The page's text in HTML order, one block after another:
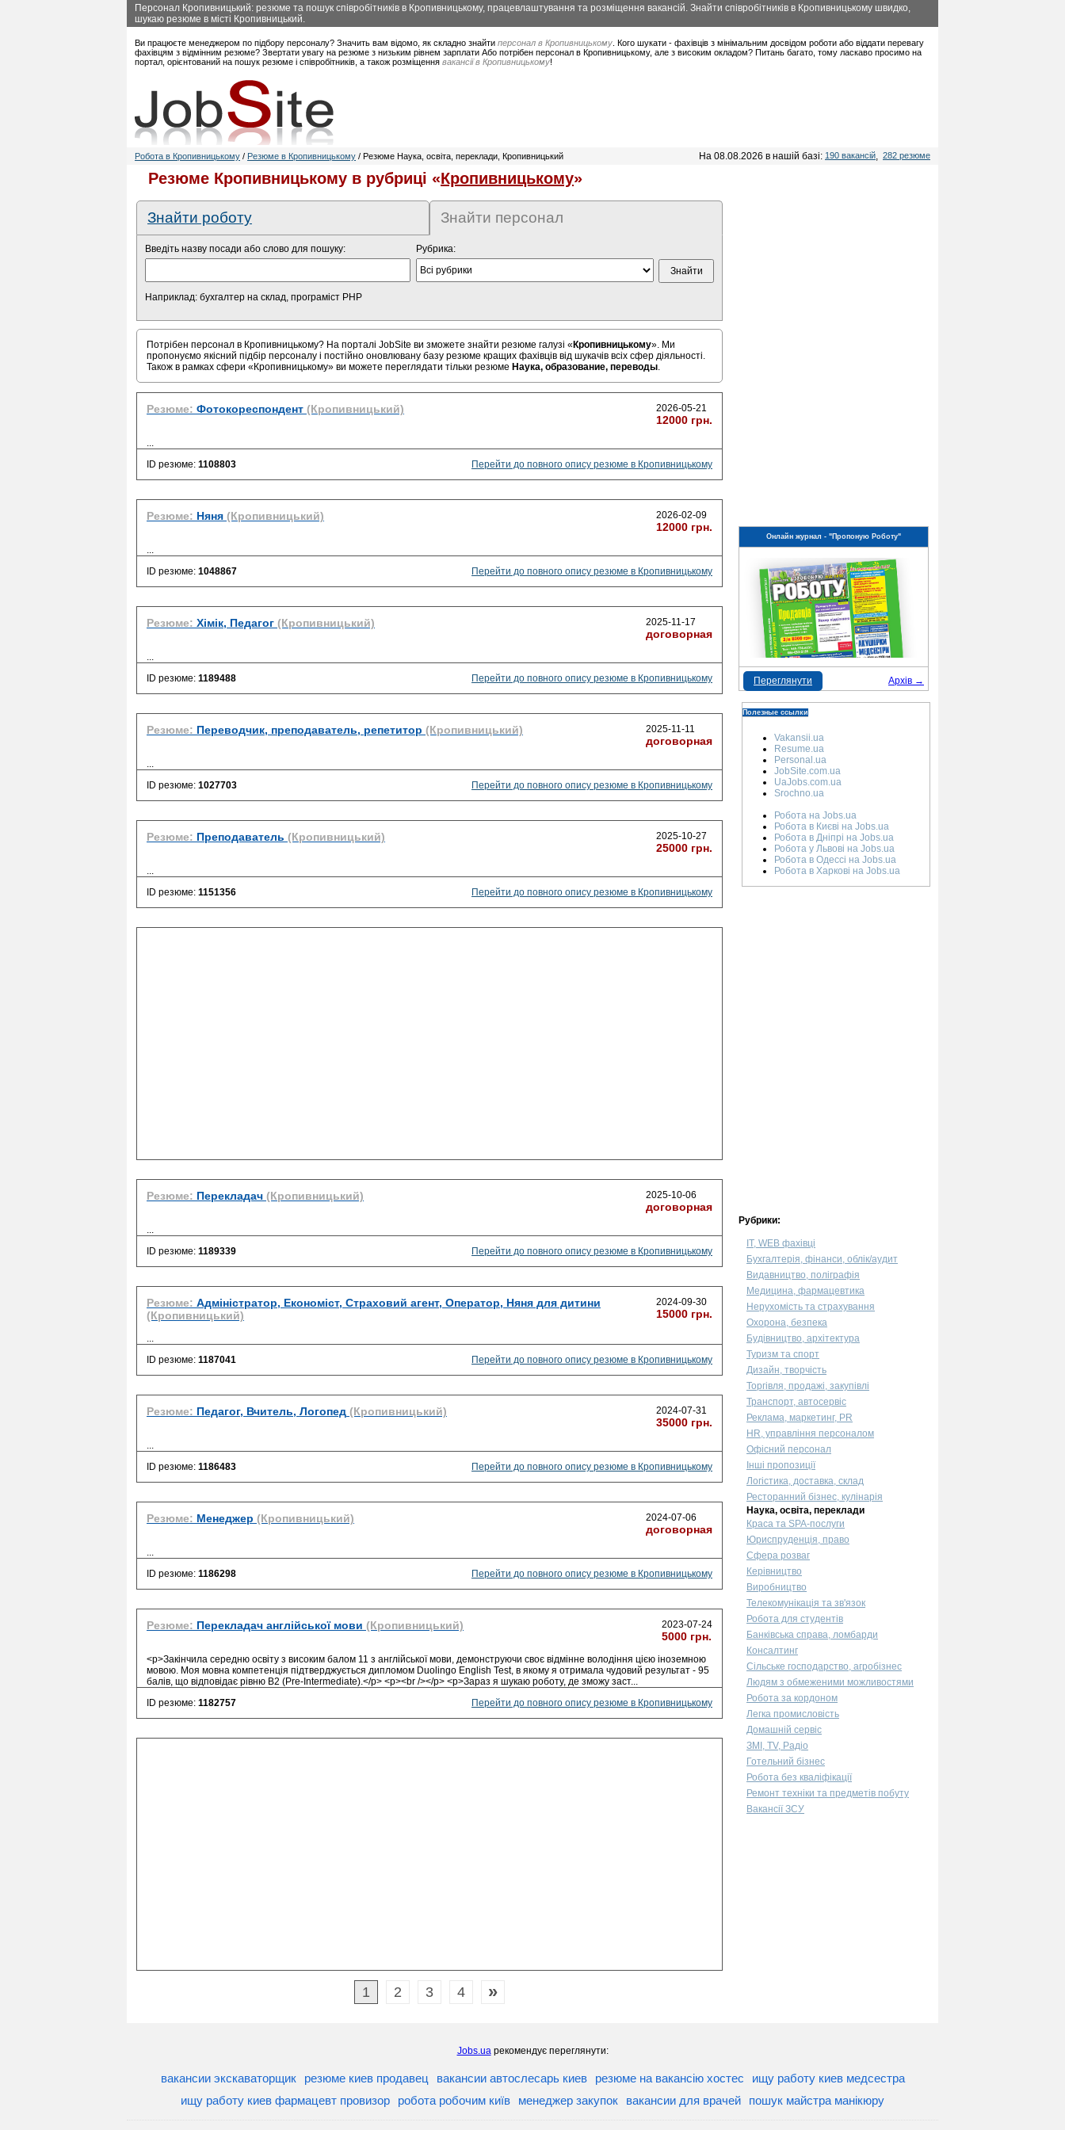
Персонал Кропивницький: резюме та пошук співробітників в Кропивницькому, працевлаштування та розміщення вакансій. Знайти співробітників в Кропивницькому швидко,
шукаю резюме в місті Кропивницький.
Ви працюєте менеджером по підбору персоналу? Значить вам відомо, як складно знайти персонал в Кропивницькому . Кого шукати - фахівців з мінімальним досвідом роботи або віддати перевагу
фахівцям з відмінним резюме? Звертати увагу на резюме з низьким рівнем зарплати Або потрібен персонал в Кропивницькому, але з високим окладом? Питань багато, тому ласкаво просимо на
портал, орієнтований на пошук резюме і співробітників, а також розміщення вакансії в Кропивницькому!
Робота в Кропивницькому / Резюме в Кропивницькому / Резюме Наука, освіта, переклади, Кропивницький На 08.08.2026 в нашій базі: 190 вакансій, 282 резюме
Резюме Кропивницькому в рубриці «Кропивницькому»
Знайти роботу Знайти персонал
Введіть назву посади або слово для пошуку:
Наприклад: бухгалтер на склад, програміст PHP
Рубрика:
Потрібен персонал в Кропивницькому? На порталі JobSite ви зможете знайти резюме галузі « Кропивницькому». Ми
пропонуємо якісний підбір персоналу і постійно оновлювану базу резюме кращих фахівців від шукачів всіх сфер діяльності.
Також в рамках сфери «Кропивницькому» ви можете переглядати тільки резюме Наука, образование, переводы.
Резюме: Фотокореспондент (Кропивницький) 2026-05-21
12000 грн.
...
ID резюме: 1108803 Перейти до повного опису резюме в Кропивницькому
Резюме: Няня (Кропивницький) 2026-02-09
12000 грн.
...
ID резюме: 1048867 Перейти до повного опису резюме в Кропивницькому
Резюме: Хімік, Педагог (Кропивницький) 2025-11-17
договорная
...
ID резюме: 1189488 Перейти до повного опису резюме в Кропивницькому
Резюме: Переводчик, преподаватель, репетитор (Кропивницький) 2025-11-11
договорная
...
ID резюме: 1027703 Перейти до повного опису резюме в Кропивницькому
Резюме: Преподаватель (Кропивницький) 2025-10-27
25000 грн.
...
ID резюме: 1151356 Перейти до повного опису резюме в Кропивницькому
Резюме: Перекладач (Кропивницький) 2025-10-06
договорная
...
ID резюме: 1189339 Перейти до повного опису резюме в Кропивницькому
Резюме: Адміністратор, Економіст, Страховий агент, Оператор, Няня для дитини
(Кропивницький)
2024-09-30
15000 грн.
...
ID резюме: 1187041 Перейти до повного опису резюме в Кропивницькому
Резюме: Педагог, Вчитель, Логопед (Кропивницький) 2024-07-31
35000 грн.
...
ID резюме: 1186483 Перейти до повного опису резюме в Кропивницькому
Резюме: Менеджер (Кропивницький) 2024-07-06
договорная
...
ID резюме: 1186298 Перейти до повного опису резюме в Кропивницькому
Резюме: Перекладач англійської мови (Кропивницький) 2023-07-24
5000 грн.
<p>Закінчила середню освіту з високим балом 11 з англійської мови, демонструючи своє відмінне володіння цією іноземною
мовою. Моя мовна компетенція підтверджується дипломом Duolingo English Test, в якому я отримала чудовий результат - 95
балів, що відповідає рівню B2 (Pre-Intermediate).</p> <p><br /></p> <p>Зараз я шукаю роботу, де зможу заст...
ID резюме: 1182757 Перейти до повного опису резюме в Кропивницькому
1 2 3 4 »
Онлайн журнал - "Пропоную Роботу"
Архів →
Переглянути
Полезные ссылки
Vakansii.ua
Resume.ua
Personal.ua
JobSite.com.ua
UaJobs.com.ua
Srochno.ua
Робота на Jobs.ua
Робота в Києві на Jobs.ua
Робота в Дніпрі на Jobs.ua
Робота у Львові на Jobs.ua
Робота в Одессі на Jobs.ua
Робота в Харкові на Jobs.ua
Рубрики:
IT, WEB фахівці
Бухгалтерія, фінанси, облік/аудит
Видавництво, поліграфія
Медицина, фармацевтика
Нерухомість та страхування
Охорона, безпека
Будівництво, архітектура
Туризм та спорт
Дизайн, творчість
Торгівля, продажі, закупівлі
Транспорт, автосервіс
Реклама, маркетинг, PR
HR, управління персоналом
Офісний персонал
Інші пропозиції
Логістика, доставка, склад
Ресторанний бізнес, кулінарія
Наука, освіта, переклади
Краса та SPA-послуги
Юриспруденція, право
Сфера розваг
Керівництво
Виробництво
Телекомунікація та зв'язок
Робота для студентів
Банківська справа, ломбарди
Консалтинг
Сільське господарство, агробізнес
Людям з обмеженими можливостями
Робота за кордоном
Легка промисловість
Домашній сервіс
ЗМІ, TV, Радіо
Готельний бізнес
Робота без кваліфікації
Ремонт техніки та предметів побуту
Вакансії ЗСУ
Jobs.uaрекомендує переглянути:
вакансии экскаваторщик резюме киев продавец вакансии автослесарь киев резюме на вакансію хостес
ищу работу киев медсестра
ищу работу киев фармацевт провизор
робота робочим київ менеджер закупок вакансии для врачей пошук майстра манікюру